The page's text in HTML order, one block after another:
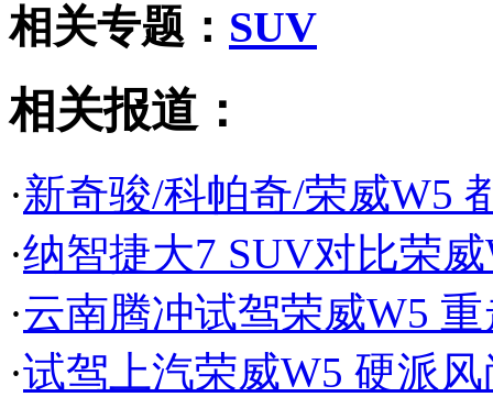
相关专题： SUV
相关报道：
·新奇骏/科帕奇/荣威W5
·纳智捷大7 SUV对比荣
·云南腾冲试驾荣威W5
·试驾上汽荣威W5 硬派